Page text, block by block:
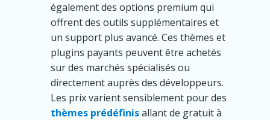
également des options premium qui
offrent des outils supplémentaires et
un support plus avancé. Ces thèmes et
plugins payants peuvent être achetés
sur des marchés spécialisés ou
directement auprès des développeurs.
Les prix varient sensiblement pour des
thèmes prédéfinisallant de gratuit à